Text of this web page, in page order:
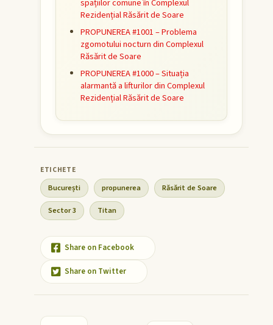
Rezidențial Răsărit de Soare
PROPUNEREA #1001 – Problema
zgomotului nocturn din Complexul
Răsărit de Soare
PROPUNEREA #1000 – Situația
alarmantă a lifturilor din Complexul
Rezidențial Răsărit de Soare
București propunerea Răsărit de Soare
Sector 3 Titan
Share on Facebook
Share on Twitter